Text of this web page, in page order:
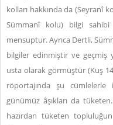
kolları hakkında da (Seyranî
Sümmanî kolu) bilgi
mensuptur. Ayrıca Dertli,
bilgiler edinmiştir ve geçmiş
usta olarak görmüştür (Kuş
röportajında şu cümlelerle
günümüz âşıkları da
hazırdan tüketen